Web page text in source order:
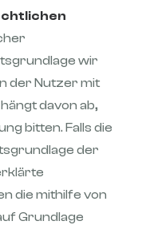
wir
der Nutzer mit
davon ab,
bitten. Falls die
der
die mithilfe von
Grundlage